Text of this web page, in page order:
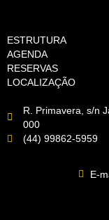
ESTRUTURA
AGENDA
RESERVAS
LOCALIZAÇÃO
R. Primavera, s/n
000
(44) 99862-5959
E-